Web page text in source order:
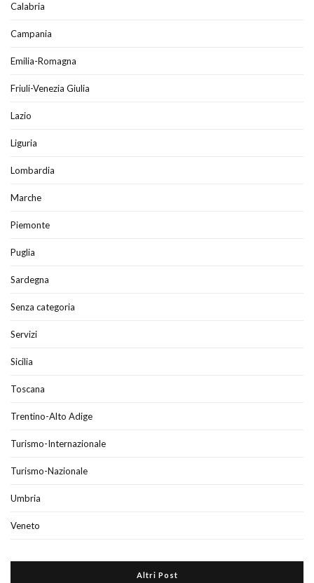
Calabria
Campania
Emilia-Romagna
Friuli-Venezia Giulia
Lazio
Liguria
Lombardia
Marche
Piemonte
Puglia
Sardegna
Senza categoria
Servizi
Sicilia
Toscana
Trentino-Alto Adige
Turismo-Internazionale
Turismo-Nazionale
Umbria
Veneto
Altri Post